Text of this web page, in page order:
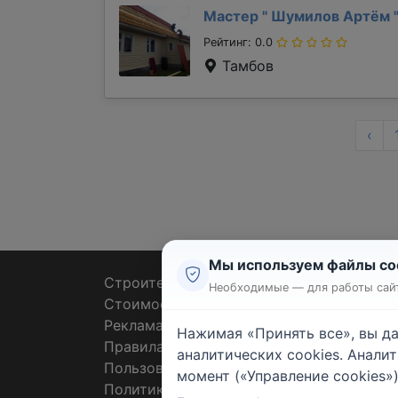
Мастер " Шумилов Артём "
Рейтинг: 0.0
Тамбов
‹
Строительные тендеры
Стоимость работ
Реклама
Правила
Пользовательское соглашение
Политика конфиденциальности
Мы используем файлы
Необходимые — для работы
Нажимая «Принять все», вы
аналитических cookies.
момент («Управление